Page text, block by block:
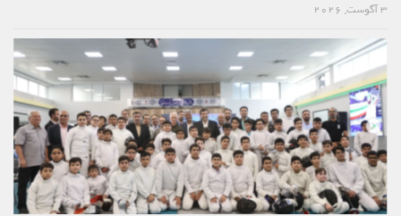
3 آگوست, 2026